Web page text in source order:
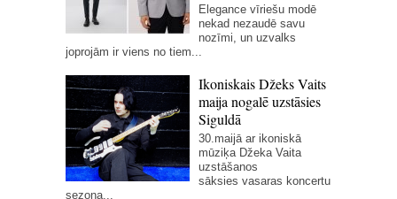
Elegance vīriešu modē
nekad nezaudē savu
nozīmi, un uzvalks
joprojām ir viens no tiem...
Ikoniskais Džeks Vaits
maija nogalē uzstāsies
Siguldā
30.maijā ar ikoniskā
mūziķa Džeka Vaita
uzstāšanos
sāksies vasaras koncertu
sezona...